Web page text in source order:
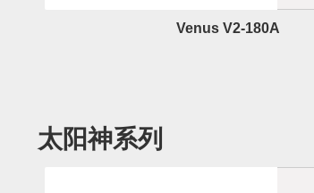
Venus V2-180A
太阳神系列